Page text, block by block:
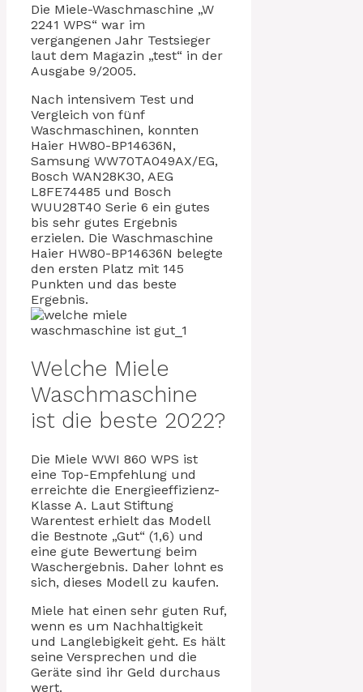
Die Miele-Waschmaschine „W
2241 WPS“ war im
vergangenen Jahr Testsieger
laut dem Magazin „test“ in der
Ausgabe 9/2005.
Nach intensivem Test und
Vergleich von fünf
Waschmaschinen, konnten
Haier HW80-BP14636N,
Samsung WW70TA049AX/EG,
Bosch WAN28K30, AEG
L8FE74485 und Bosch
WUU28T40 Serie 6 ein gutes
bis sehr gutes Ergebnis
erzielen. Die Waschmaschine
Haier HW80-BP14636N belegte
den ersten Platz mit 145
Punkten und das beste
Ergebnis.
Welche Miele
Waschmaschine
ist die beste 2022?
Die Miele WWI 860 WPS ist
eine Top-Empfehlung und
erreichte die Energieeffizienz-
Klasse A. Laut Stiftung
Warentest erhielt das Modell
die Bestnote „Gut“ (1,6) und
eine gute Bewertung beim
Waschergebnis. Daher lohnt es
sich, dieses Modell zu kaufen.
Miele hat einen sehr guten Ruf,
wenn es um Nachhaltigkeit
und Langlebigkeit geht. Es hält
seine Versprechen und die
Geräte sind ihr Geld durchaus
wert.